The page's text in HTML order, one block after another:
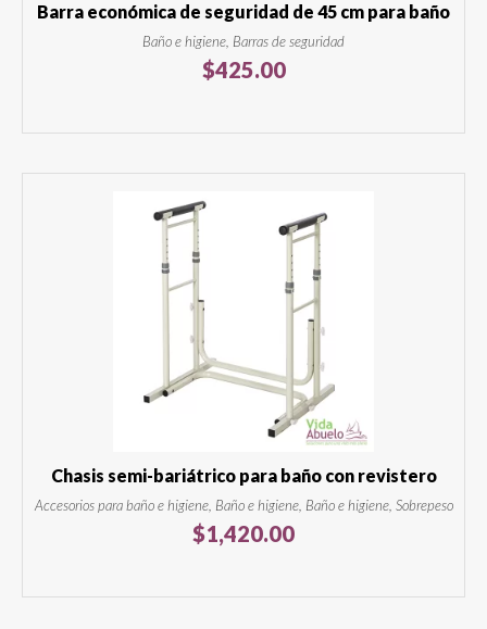
Barra económica de seguridad de 45 cm para baño
Baño e higiene, Barras de seguridad
$425.00
Chasis semi-bariátrico para baño con revistero
Accesorios para baño e higiene, Baño e higiene, Baño e higiene, Sobrepeso
$1,420.00